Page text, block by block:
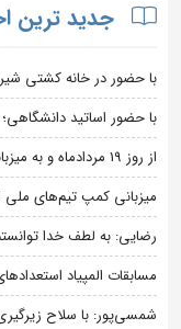
جدید ترین
با حضور در خانه کشتی
با حضور اساتید دانشگاهی؛
از روز 19 مردادماه و به میزبانی کمپ تیم های ملی؛
میزبانی کمپ تیم‌های ملی
رضایی: به لطف خدا
مسابقات المپیاد
شمسی‌پور: با سلاح